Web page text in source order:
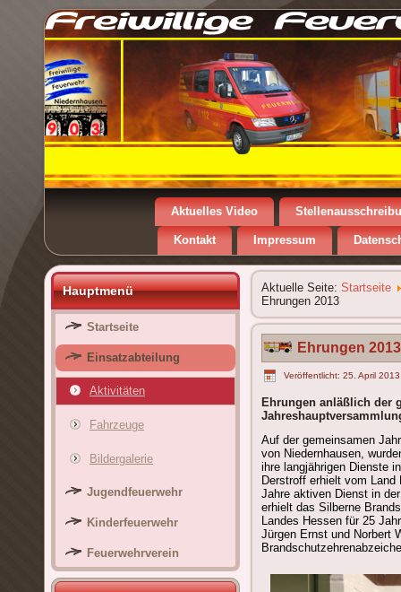
Aktuelles Video
Kontakt Impressum
Hauptmenü
Startseite
Einsatzabteilung
Aktivitäten
Fahrzeuge
Bildergalerie
Jugendfeuerwehr
Kinderfeuerwehr
Feuerwehrverein
Aktuelle Seite: Startseite
Ehrungen 2013
Ehrungen 2013
Veröffentlicht: 25. April 2013
Ehrungen anläßlich der
Auf der gemeinsamen
von Niedernhausen,
ihre langjährigen Dienste
Derstroff erhielt vom
Jahre aktiven Dienst in
erhielt das Silberne
Landes Hessen für 25
Jürgen Ernst und Norbert